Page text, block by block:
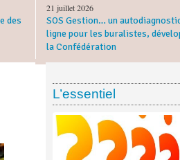
des
21 juillet 2026
SOS Gestion… un
ligne pour les buralistes,
la Confédération
L’essentiel